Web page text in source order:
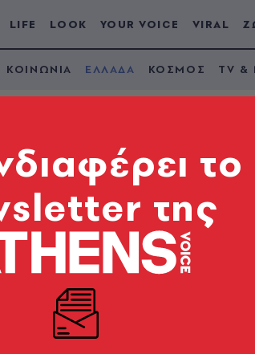
LIFE LOOK YOUR VOICE VIRAL
ΚΟΙΝΩΝΙΑ ΕΛΛΑΔΑ ΚΟΣΜΟΣ TV &
γίνουν
το
της